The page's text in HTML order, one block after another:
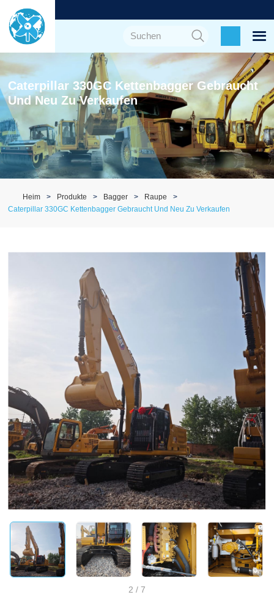
Caterpillar 330GC Kettenbagger Gebraucht
Und Neu Zu Verkaufen
Heim Produkte Bagger
Raupe
Caterpillar 330GC Kettenbagger Gebraucht Und Neu Zu Verkaufen
2 / 7